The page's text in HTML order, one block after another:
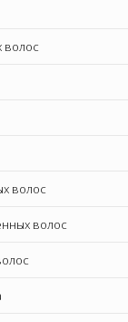
волос
волос
волос